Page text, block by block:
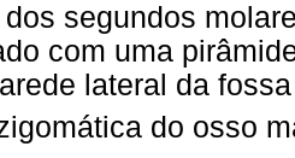
segundos
com uma
lateral da
do osso